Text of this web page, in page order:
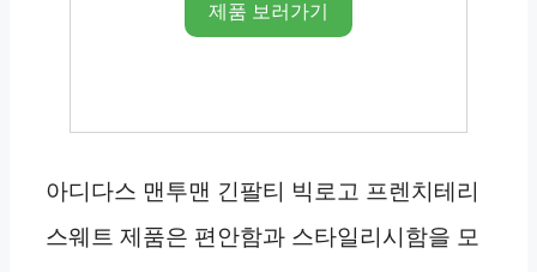
제품 보러가기
아디다스 맨투맨 긴팔티 빅로고 프렌치테리
스웨트 제품은 편안함과 스타일리시함을 모